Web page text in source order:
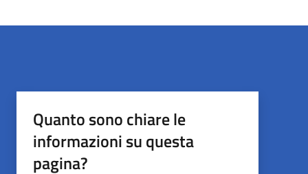
Quanto sono chiare le
informazioni su questa
pagina?